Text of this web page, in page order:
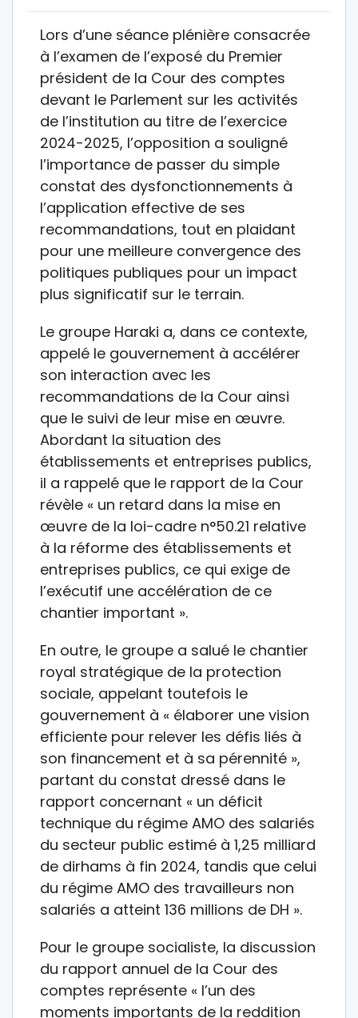
Lors d’une séance plénière consacrée
à l’examen de l’exposé du Premier
président de la Cour des comptes
devant le Parlement sur les activités
de l’institution au titre de l’exercice
2024-2025, l’opposition a souligné
l’importance de passer du simple
constat des dysfonctionnements à
l’application effective de ses
recommandations, tout en plaidant
pour une meilleure convergence des
politiques publiques pour un impact
plus significatif sur le terrain.
Le groupe Haraki a, dans ce contexte,
appelé le gouvernement à accélérer
son interaction avec les
recommandations de la Cour ainsi
que le suivi de leur mise en œuvre.
Abordant la situation des
établissements et entreprises publics,
il a rappelé que le rapport de la Cour
révèle « un retard dans la mise en
œuvre de la loi-cadre n°50.21 relative
à la réforme des établissements et
entreprises publics, ce qui exige de
l’exécutif une accélération de ce
chantier important ».
En outre, le groupe a salué le chantier
royal stratégique de la protection
sociale, appelant toutefois le
gouvernement à « élaborer une vision
efficiente pour relever les défis liés à
son financement et à sa pérennité »,
partant du constat dressé dans le
rapport concernant « un déficit
technique du régime AMO des salariés
du secteur public estimé à 1,25 milliard
de dirhams à fin 2024, tandis que celui
du régime AMO des travailleurs non
salariés a atteint 136 millions de DH ».
Pour le groupe socialiste, la discussion
du rapport annuel de la Cour des
comptes représente « l’un des
moments importants de la reddition